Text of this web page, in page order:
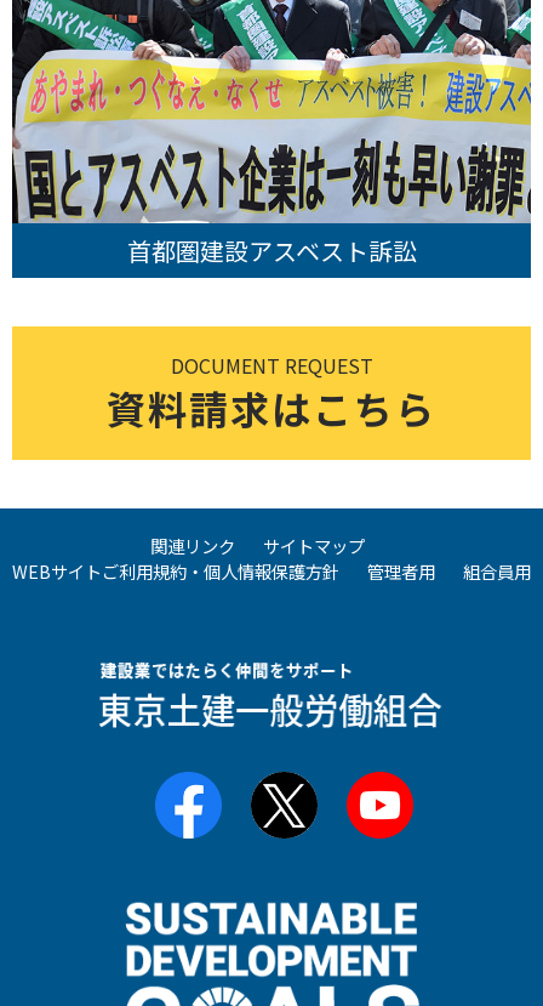
首都圏建設アスベスト訴訟
DOCUMENT REQUEST
資料請求はこちら
関連リンク
サイトマップ
WEBサイトご利用規約・個人情報保護方針
管理者用 組合員用